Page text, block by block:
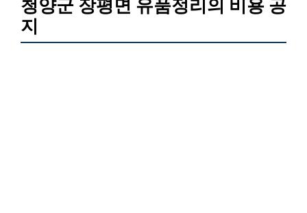
청양군 장평면 유품정리의 비용 공
지